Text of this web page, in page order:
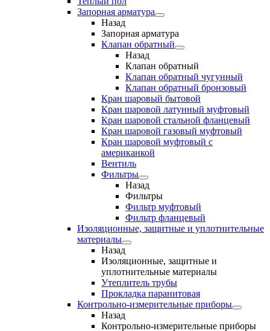
Запорная арматура
Назад
Запорная арматура
Клапан обратный
Назад
Клапан обратный
Клапан обратный чугунный
Клапан обратный бронзовый
Кран шаровый бытовой
Кран шаровой латунный муфтовый
Кран шаровой стальной фланцевый
Кран шаровой газовый муфтовый
Кран шаровой муфтовый с
американкой
Вентиль
Фильтры
Назад
Фильтры
Фильтр муфтовый
Фильтр фланцевый
Изоляционные, защитные и уплотнительные
материалы
Назад
Изоляционные, защитные и
уплотнительные материалы
Утеплитель трубы
Прокладка паранитовая
Контрольно-измерительные приборы
Назад
Контрольно-измерительные приборы